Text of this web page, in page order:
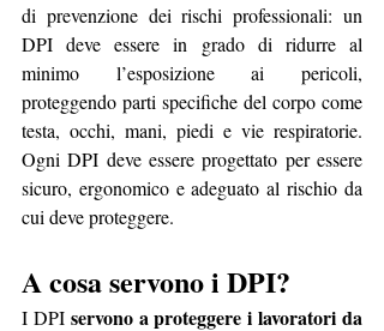
di prevenzione dei rischi professionali: un
DPI deve essere in grado di ridurre al
minimo l’esposizione ai pericoli,
proteggendo parti specifiche del corpo come
testa, occhi, mani, piedi e vie respiratorie.
Ogni DPI deve essere progettato per essere
sicuro, ergonomico e adeguato al rischio da
cui deve proteggere.
A cosa servono i DPI?
I DPI servono a proteggere i lavoratori da